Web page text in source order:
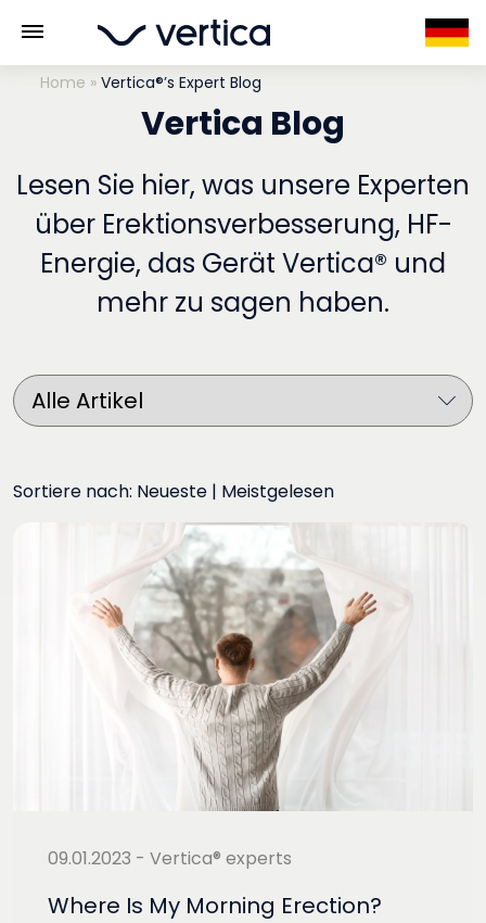
Home »Vertica®’s Expert Blog
Vertica Blog
Lesen Sie hier, was unsere Experten
über Erektionsverbesserung, HF-
Energie, das Gerät Vertica® und
mehr zu sagen haben.
Sortiere nach: Neueste | Meistgelesen
09.01.2023 - Vertica® experts
Where Is My Morning Erection?